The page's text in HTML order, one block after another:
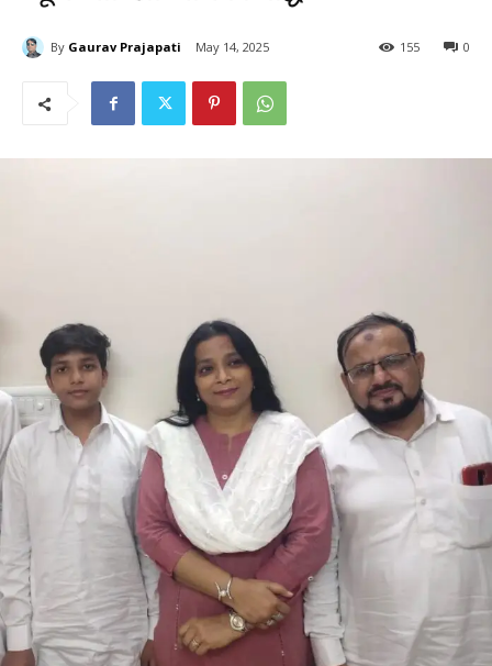
By Gaurav Prajapati May 14, 2025 0
155